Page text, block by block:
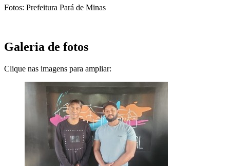
Fotos: Prefeitura Pará de Minas
Galeria de fotos
Clique nas imagens para ampliar: